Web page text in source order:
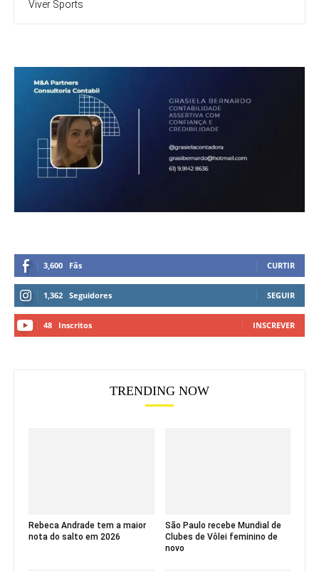
Viver Sports
3,600 Fãs CURTIR
1,362 Seguidores SEGUIR
48 Inscritos INSCREVER
TRENDING NOW
Rebeca Andrade tem a maior
nota do salto em 2026
São Paulo recebe Mundial de
Clubes de Vôlei feminino de
novo